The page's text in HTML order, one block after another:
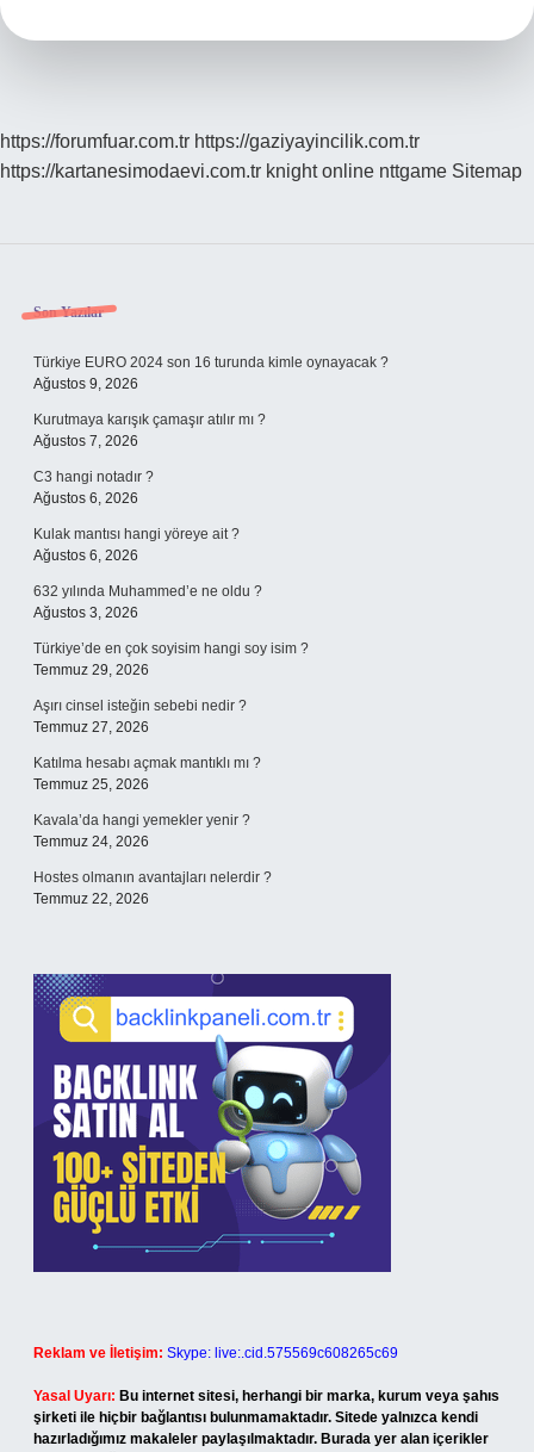
https://forumfuar.com.tr https://gaziyayincilik.com.tr
https://kartanesimodaevi.com.tr knight online nttgame Sitemap
Sidebar
Son Yazılar
Türkiye EURO 2024 son 16 turunda kimle oynayacak ?
Ağustos 9, 2026
Kurutmaya karışık çamaşır atılır mı ?
Ağustos 7, 2026
C3 hangi notadır ?
Ağustos 6, 2026
Kulak mantısı hangi yöreye ait ?
Ağustos 6, 2026
632 yılında Muhammed’e ne oldu ?
Ağustos 3, 2026
Türkiye’de en çok soyisim hangi soy isim ?
Temmuz 29, 2026
Aşırı cinsel isteğin sebebi nedir ?
Temmuz 27, 2026
Katılma hesabı açmak mantıklı mı ?
Temmuz 25, 2026
Kavala’da hangi yemekler yenir ?
Temmuz 24, 2026
Hostes olmanın avantajları nelerdir ?
Temmuz 22, 2026
Reklam ve İletişim: Skype: live:.cid.575569c608265c69
Yasal Uyarı: Bu internet sitesi, herhangi bir marka, kurum veya şahıs
şirketi ile hiçbir bağlantısı bulunmamaktadır. Sitede yalnızca kendi
hazırladığımız makaleler paylaşılmaktadır. Burada yer alan içerikler